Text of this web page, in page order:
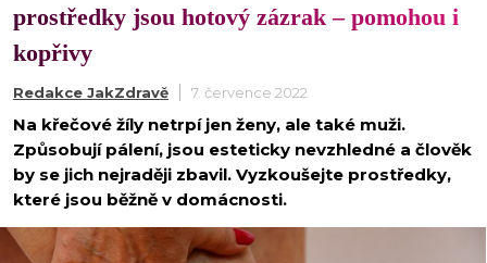
prostředky jsou hotový zázrak – pomohou i
kopřivy
Redakce JakZdravě 7. července 2022
Na křečové žíly netrpí jen ženy, ale také muži.
Způsobují pálení, jsou esteticky nevzhledné a člověk
by se jich nejraději zbavil. Vyzkoušejte prostředky,
které jsou běžně v domácnosti.